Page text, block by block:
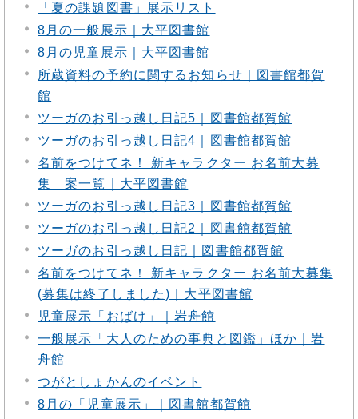
「夏の課題図書」展示リスト
8月の一般展示｜大平図書館
8月の児童展示｜大平図書館
所蔵資料の予約に関するお知らせ｜図書館都賀
館
ツーガのお引っ越し日記5｜図書館都賀館
ツーガのお引っ越し日記4｜図書館都賀館
名前をつけてネ！ 新キャラクター お名前大募
集 案一覧｜大平図書館
ツーガのお引っ越し日記3｜図書館都賀館
ツーガのお引っ越し日記2｜図書館都賀館
ツーガのお引っ越し日記｜図書館都賀館
名前をつけてネ！ 新キャラクター お名前大募集
(募集は終了しました)｜大平図書館
児童展示「おばけ」｜岩舟館
一般展示「大人のための事典と図鑑」ほか｜岩
舟館
つがとしょかんのイベント
8月の「児童展示」｜図書館都賀館